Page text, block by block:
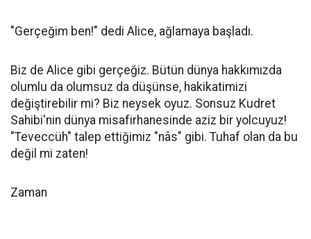
"Gerçeğim ben!" dedi Alice, ağlamaya başladı.
Biz de Alice gibi gerçeğiz. Bütün dünya hakkımızda
olumlu da olumsuz da düşünse, hakikatimizi
değiştirebilir mi? Biz neysek oyuz. Sonsuz Kudret
Sahibi'nin dünya misafirhanesinde aziz bir yolcuyuz!
"Teveccüh" talep ettiğimiz "nâs" gibi. Tuhaf olan da bu
değil mi zaten!
Zaman